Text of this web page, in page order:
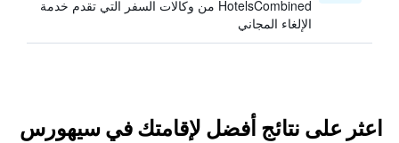
HotelsCombined من وكالات السفر التي تقدم خدمة
الإلغاء المجاني
اعثر على نتائج أفضل لإقامتك في سيهورس